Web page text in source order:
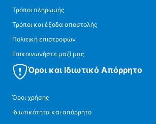
Τρόποι πληρωμής
Τρόποι και έξοδα αποστολής
Πολιτική επιστροφών
Επικοινωνήστε μαζί μας
Όροι και Ιδιωτικό Απόρρητο
Όροι χρήσης
Ιδιωτικότητα και απόρρητο